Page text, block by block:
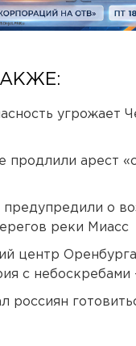
угрожает
продлили арест
предупредили о
реки Миасс
центр
с небоскребами
россиян